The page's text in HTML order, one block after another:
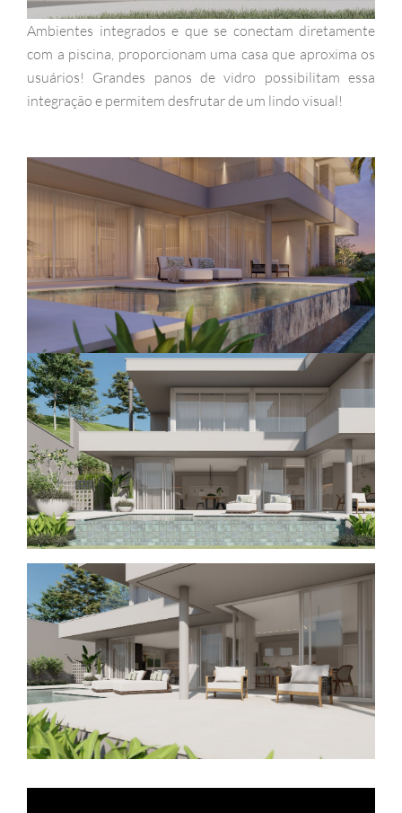
Ambientes integrados e que se conectam diretamente
com a piscina, proporcionam uma casa que aproxima os
usuários! Grandes panos de vidro possibilitam essa
integração e permitem desfrutar de um lindo visual!